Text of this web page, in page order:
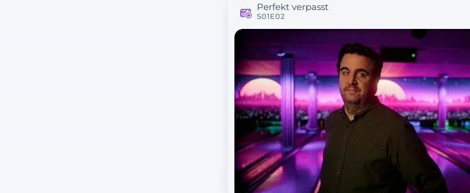
Perfekt verpasst
S01E02